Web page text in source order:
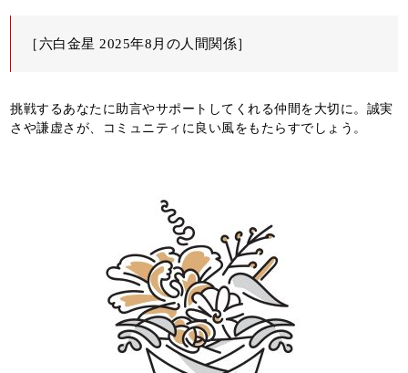
［六白金星 2025年8月の人間関係］
挑戦するあなたに助言やサポートしてくれる仲間を大切に。誠実
さや謙虚さが、コミュニティに良い風をもたらすでしょう。